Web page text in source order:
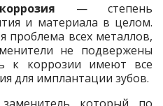
— степень
и материала в целом.
проблема всех металлов,
не подвержены
к коррозии имеют все
для имплантации зубов.